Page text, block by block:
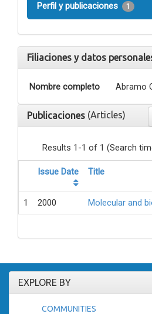
Perfil y publicaciones 1
Filiaciones y datos
Nombre completo Abramo
Publicaciones (Articles)
Results 1-1 of 1 (Search
Issue Date Title
1 2000 Molecular and
EXPLORE BY
COMMUNITIES